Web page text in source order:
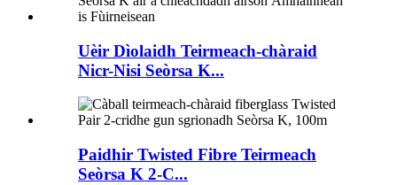
Uèir Dìolaidh Teirmeach-chàraid
Nicr-Nisi Seòrsa K...
Paidhir Twisted Fibre Teirmeach
Seòrsa K 2-C...